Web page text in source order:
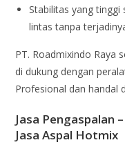
Stabilitas yang tinggi
lintas tanpa
PT. Roadmixindo Raya
di dukung dengan
Profesional dan handal
Jasa Pengaspalan
Jasa Aspal Hotmix